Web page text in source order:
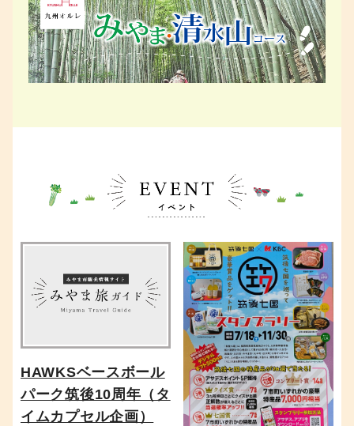
HAWKSベースボール
パーク筑後10周年（タ
イムカプセル企画）